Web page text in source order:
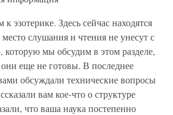
эзотерике. Здесь сейчас находятся
слушания и чтения не унесут с
мы обсудим в этом разделе,
еще не готовы. В последнее
обсуждали технические вопросы
вам кое-что о структуре
что ваша наука постепенно